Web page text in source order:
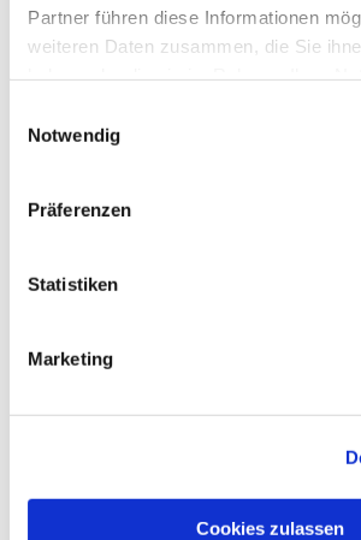
Partner führen diese Informationen
weiteren Daten zusammen, die Sie
Notwendig
Präferenzen
Statistiken
Marketing
Cookies zulassen
St. Bonifatius,